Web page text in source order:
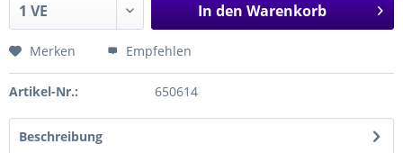
In den Warenkorb
Merken Empfehlen
Artikel-Nr.: 650614
Beschreibung